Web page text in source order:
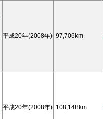
平成20年(2008年) 97,706km
平成20年(2008年) 108,148km